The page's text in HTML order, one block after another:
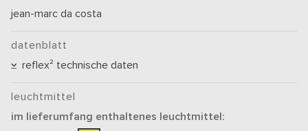
jean-marc da costa
datenblatt
reflex² technische daten
leuchtmittel
im lieferumfang enthaltenes leuchtmittel: